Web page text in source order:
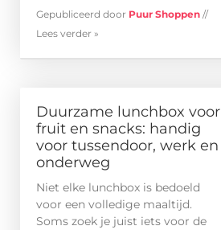
Gepubliceerd door Puur Shoppen //
Lees verder »
Duurzame lunchbox voor
fruit en snacks: handig
voor tussendoor, werk en
onderweg
Niet elke lunchbox is bedoeld
voor een volledige maaltijd.
Soms zoek je juist iets voor de